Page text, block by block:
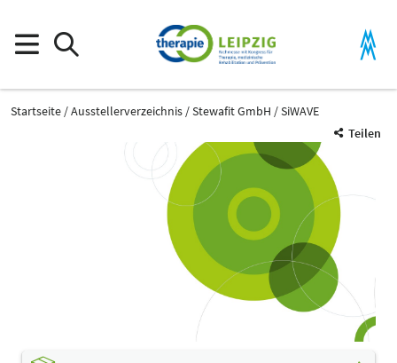
Startseite Ausstellerverzeichnis Stewafit GmbH
SiWAVE
Teilen